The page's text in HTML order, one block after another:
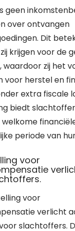
geen
over ontvangen
Dit
krijgen voor de
zij het
voor herstel en
extra fiscale
biedt
periode van
voor
voor
verlicht
slachtoffers.